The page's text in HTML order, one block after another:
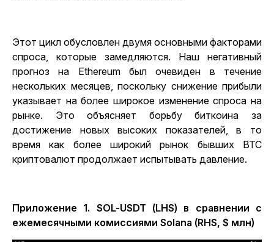
Этот цикл обусловлен двумя основными факторами
спроса, которые замедляются. Наш негативный
прогноз на Ethereum был очевиден в течение
нескольких месяцев, поскольку снижение прибыли
указывает на более широкое изменение спроса на
рынке. Это объясняет борьбу биткоина за
достижение новых высоких показателей, в то
время как более широкий рынок бывших BTC
криптовалют продолжает испытывать давление.
Приложение 1. SOL-USDT (LHS) в сравнении с
ежемесячными комиссиями Solana (RHS, $ млн)